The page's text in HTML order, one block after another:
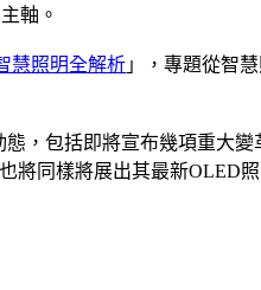
軸。
慧照明全解析 」，專題從智
，包括即將宣布幾項重大
將同樣將展出其最新OLED照